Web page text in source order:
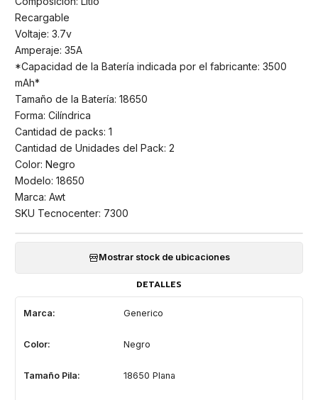
Recargable
Voltaje: 3.7v
Amperaje: 35A
*Capacidad de la Batería indicada por el fabricante: 3500
mAh*
Tamaño de la Batería: 18650
Forma: Cilíndrica
Cantidad de packs: 1
Cantidad de Unidades del Pack: 2
Color: Negro
Modelo: 18650
Marca: Awt
SKU Tecnocenter: 7300
Mostrar stock de ubicaciones
DETALLES
Marca: Generico
Color: Negro
Tamaño Pila: 18650 Plana